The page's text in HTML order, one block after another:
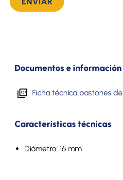
Documentos e
Ficha técnica bastones
Características técnicas
Diámetro: 16 mm